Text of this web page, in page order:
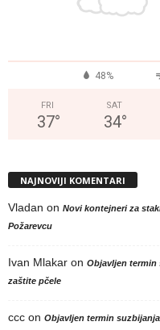
48%
FRI
37°
SAT
34°
NAJNOVIJI KOMENTARI
Vladan on Novi kontejneri za
Požarevcu
Ivan Mlakar on Objavljen termin
zaštite pčele
ccc on Objavljen termin